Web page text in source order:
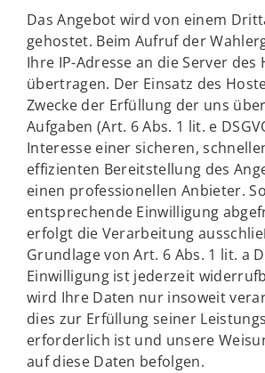
Das Angebot wird von einem
gehostet. Beim Aufruf der
Ihre IP-Adresse an die Server des
übertragen. Der Einsatz des
Zwecke der Erfüllung der uns
Aufgaben (Art. 6 Abs. 1 lit. e
Interesse einer sicheren,
effizienten Bereitstellung des
einen professionellen Anbieter.
entsprechende Einwilligung
erfolgt die Verarbeitung
Grundlage von Art. 6 Abs. 1 lit. a
Einwilligung ist jederzeit
wird Ihre Daten nur insoweit
dies zur Erfüllung seiner
erforderlich ist und unsere
auf diese Daten befolgen.